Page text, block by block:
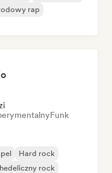
rap
Funk
Hard rock
rock